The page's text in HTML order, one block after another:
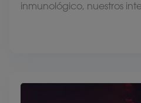
inmunológico, nuestros